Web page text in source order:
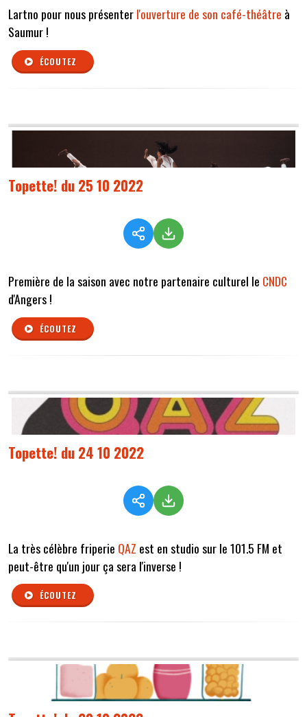
Lartno pour nous présenterl'ouverture de son café-théâtre à
Saumur !
ÉCOUTEZ
Topette! du 25 10 2022
Première de la saison avec notre partenaire culturel le CNDC
d'Angers !
ÉCOUTEZ
Topette! du 24 10 2022
La très célèbre friperie QAZ est en studio sur le 101.5 FM et
peut-être qu'un jour ça sera l'inverse !
ÉCOUTEZ